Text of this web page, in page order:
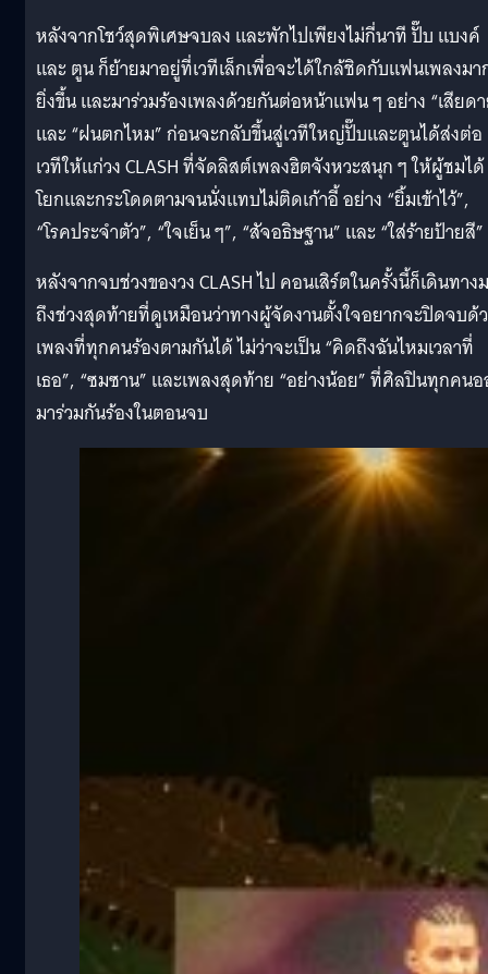
หลังจากโชว์สุดพิเศษจบลง และพักไปเพียงไม่กี่นาที ปั๊บ แบงค์
และ ตูน ก็ย้ายมาอยู่ที่เวทีเล็กเพื่อจะได้ใกล้ชิดกับแฟนเพลงมา
ยิ่งขึ้น และมาร่วมร้องเพลงด้วยกันต่อหน้าแฟน ๆ อย่าง “เสียด
และ “ฝนตกไหม” ก่อนจะกลับขึ้นสู่เวทีใหญ่ปั๊บและตูนได้ส่งต่อ
เวทีให้แก่วง CLASH ที่จัดลิสต์เพลงฮิตจังหวะสนุก ๆ ให้ผู้ชมได้
โยกและกระโดดตามจนนั่งแทบไม่ติดเก้าอี้ อย่าง “ยิ้มเข้าไว้”,
“โรคประจำตัว”, “ใจเย็น ๆ”, “สัจอธิษฐาน” และ “ใส่ร้ายป้ายสี”
หลังจากจบช่วงของวง CLASH ไป คอนเสิร์ตในครั้งนี้ก็เดินทาง
ถึงช่วงสุดท้ายที่ดูเหมือนว่าทางผู้จัดงานตั้งใจอยากจะปิดจบด้
เพลงที่ทุกคนร้องตามกันได้ ไม่ว่าจะเป็น “คิดถึงฉันไหมเวลาที่
เธอ”, “ซมซาน” และเพลงสุดท้าย “อย่างน้อย” ที่ศิลปินทุกคน
มาร่วมกันร้องในตอนจบ